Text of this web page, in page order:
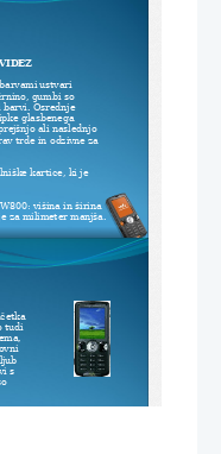
ustvari
gumbi so
barvi. Osrednje
glasbenega
ali naslednjo
trde in odzivne za
kartice, ki je
višina in širina
za milimeter manjša.
tudi
s